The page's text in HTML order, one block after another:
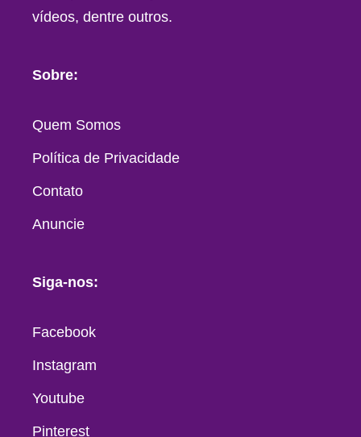
vídeos, dentre outros.
Sobre:
Quem Somos
Política de Privacidade
Contato
Anuncie
Siga-nos:
Facebook
Instagram
Youtube
Pinterest